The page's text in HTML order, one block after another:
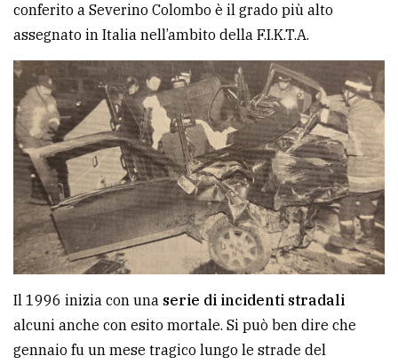
conferito a Severino Colombo è il grado più alto
assegnato in Italia nell’ambito della F.I.K.T.A.
Il 1996 inizia con una serie di incidenti stradali
alcuni anche con esito mortale. Si può ben dire che
gennaio fu un mese tragico lungo le strade del